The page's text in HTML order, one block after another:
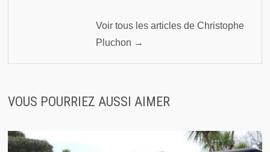
Voir tous les articles de Christophe
Pluchon →
VOUS POURRIEZ AUSSI AIMER